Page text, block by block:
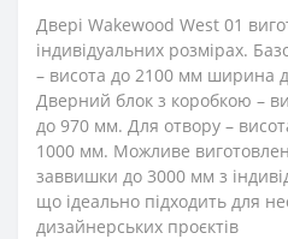
Двері Wakewood West 01
індивідуальних розмірах.
– висота до 2100 мм ширина
Дверний блок з коробкою –
до 970 мм. Для отвору –
1000 мм. Можливе
заввишки до 3000 мм з
що ідеально підходить для
дизайнерських проєктів